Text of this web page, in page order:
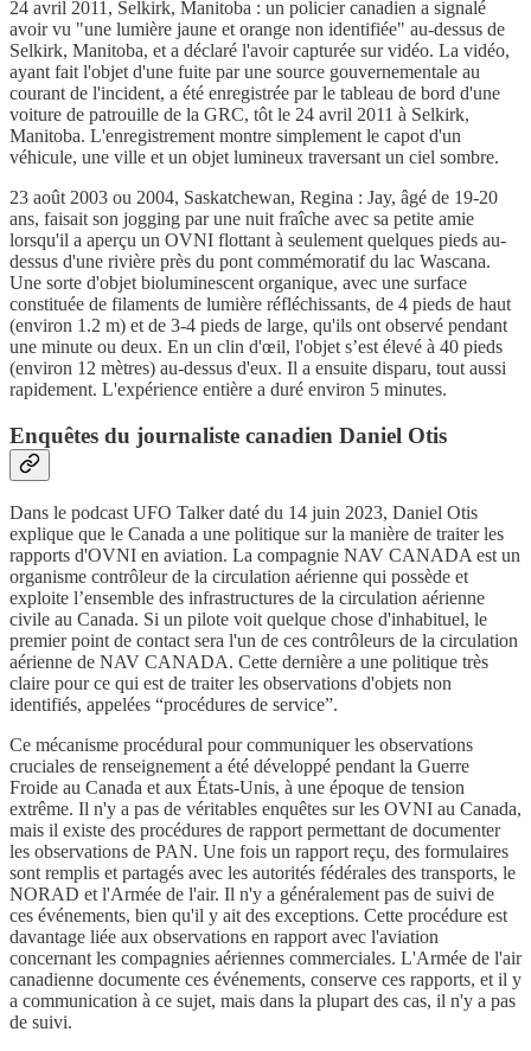
24 avril 2011, Selkirk, Manitoba : un policier canadien a signalé
avoir vu "une lumière jaune et orange non identifiée" au-dessus de
Selkirk, Manitoba, et a déclaré l'avoir capturée sur vidéo. La vidéo,
ayant fait l'objet d'une fuite par une source gouvernementale au
courant de l'incident, a été enregistrée par le tableau de bord d'une
voiture de patrouille de la GRC, tôt le 24 avril 2011 à Selkirk,
Manitoba. L'enregistrement montre simplement le capot d'un
véhicule, une ville et un objet lumineux traversant un ciel sombre.
23 août 2003 ou 2004, Saskatchewan, Regina : Jay, âgé de 19-20
ans, faisait son jogging par une nuit fraîche avec sa petite amie
lorsqu'il a aperçu un OVNI flottant à seulement quelques pieds au-
dessus d'une rivière près du pont commémoratif du lac Wascana.
Une sorte d'objet bioluminescent organique, avec une surface
constituée de filaments de lumière réfléchissants, de 4 pieds de haut
(environ 1.2 m) et de 3-4 pieds de large, qu'ils ont observé pendant
une minute ou deux. En un clin d'œil, l'objet s’est élevé à 40 pieds
(environ 12 mètres) au-dessus d'eux. Il a ensuite disparu, tout aussi
rapidement. L'expérience entière a duré environ 5 minutes.
Enquêtes du journaliste canadien Daniel Otis
Dans le podcast UFO Talker daté du 14 juin 2023, Daniel Otis
explique que le Canada a une politique sur la manière de traiter les
rapports d'OVNI en aviation. La compagnie NAV CANADA est un
organisme contrôleur de la circulation aérienne qui possède et
exploite l’ensemble des infrastructures de la circulation aérienne
civile au Canada. Si un pilote voit quelque chose d'inhabituel, le
premier point de contact sera l'un de ces contrôleurs de la circulation
aérienne de NAV CANADA. Cette dernière a une politique très
claire pour ce qui est de traiter les observations d'objets non
identifiés, appelées “procédures de service”.
Ce mécanisme procédural pour communiquer les observations
cruciales de renseignement a été développé pendant la Guerre
Froide au Canada et aux États-Unis, à une époque de tension
extrême. Il n'y a pas de véritables enquêtes sur les OVNI au Canada,
mais il existe des procédures de rapport permettant de documenter
les observations de PAN. Une fois un rapport reçu, des formulaires
sont remplis et partagés avec les autorités fédérales des transports, le
NORAD et l'Armée de l'air. Il n'y a généralement pas de suivi de
ces événements, bien qu'il y ait des exceptions. Cette procédure est
davantage liée aux observations en rapport avec l'aviation
concernant les compagnies aériennes commerciales. L'Armée de l'air
canadienne documente ces événements, conserve ces rapports, et il y
a communication à ce sujet, mais dans la plupart des cas, il n'y a pas
de suivi.